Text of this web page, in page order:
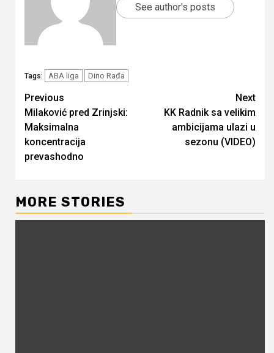
See author's posts
Tags: ABA liga Dino Rađa
Continue
Reading
Previous
Milaković pred Zrinjski:
Maksimalna
koncentracija
prevashodno
Next
KK Radnik sa velikim
ambicijama ulazi u
sezonu (VIDEO)
MORE STORIES